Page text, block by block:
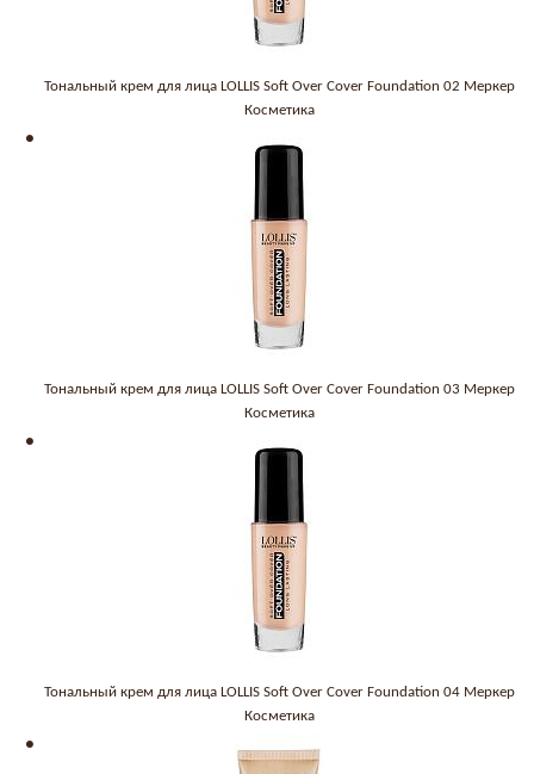
Тональный крем для лица LOLLIS Soft Over Cover Foundation 02 Меркер
Косметика
Тональный крем для лица LOLLIS Soft Over Cover Foundation 03 Меркер
Косметика
Тональный крем для лица LOLLIS Soft Over Cover Foundation 04 Меркер
Косметика